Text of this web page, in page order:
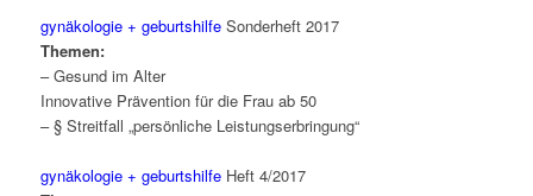
gynäkologie + geburtshilfeSonderheft 2017
Themen:
– Gesund im Alter
Innovative Prävention für die Frau ab 50
– § Streitfall „persönliche Leistungserbringung“
gynäkologie + geburtshilfeHeft 4/2017